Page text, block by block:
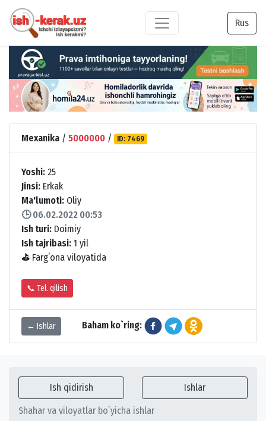
Rus
Mexanika / 5000000 / ID: 7469
Yoshi: 25
Jinsi: Erkak
Ma'lumoti: Oliy
🕒 06.02.2022 00:53
Ish turi: Doimiy
Ish tajribasi: 1 yil
⛳ Fargʻona viloyatida
📞 Tel. qilish
← Ishlar Baham ko`ring:
Ish qidirish Ishlar
Shahar va viloyatlar bo`yicha ishlar